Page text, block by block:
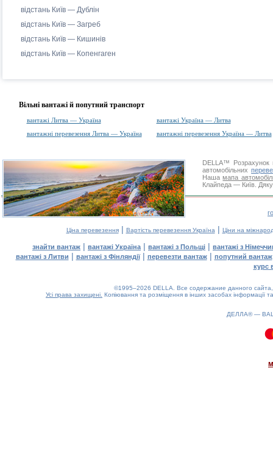
відстань Київ — Дублін
відстань Київ — Загреб
відстань Київ — Кишинів
відстань Київ — Копенгаген
Вільні вантажі й попутний транспорт
вантажі Литва — Україна
вантажі Україна — Литва
вантажні перевезення Литва — Україна
вантажні перевезення Україна — Литва
DELLA™
Розрахунок
автомобільних
Нашамапа
Клайпеда — Київ.
Ціна перевезення| Вартість перевезення Україна | Ціни на
знайти вантаж | вантажі Україна | вантажі з Польщі | вантажі з
вантажі з Литви | вантажі з Фінляндії| перевезти вантаж| попутний вантаж
курс
©1995–2026 DELLA. Все содержание данного
Усі права захищені. Копіювання та розміщення в інших засобах інформації
ДЕЛЛА® —